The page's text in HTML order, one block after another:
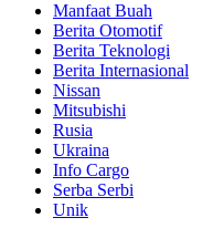
Manfaat Buah
Berita Otomotif
Berita Teknologi
Berita Internasional
Nissan
Mitsubishi
Rusia
Ukraina
Info Cargo
Serba Serbi
Unik